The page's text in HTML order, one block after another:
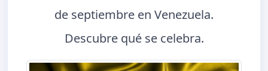
de septiembre en Venezuela.
Descubre qué se celebra.